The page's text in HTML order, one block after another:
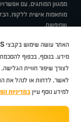
ממגוון המותגים, עם
מותאמות אישית ללקוח,
שחיפשת.
תקנוןBUY BACK
סיטרואן אופלפיג'וMG
Geely
ב מ וולקסוסאאודיסקודהיונדאי
האתר עושה שימוש בקבצי
מידע. בנוסף, בכפוף
לצורך שיפור חוויית
לאשר, לדחות או לנהל את
למידע נוסף עיין במדיניות